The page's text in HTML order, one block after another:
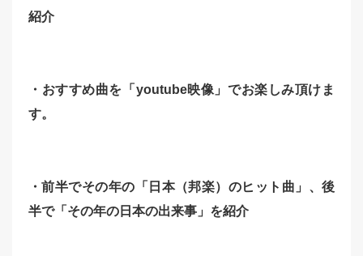
紹介
・おすすめ曲を「youtube映像」でお楽しみ頂けま
す。
・前半でその年の「日本（邦楽）のヒット曲」、後
半で「その年の日本の出来事」を紹介